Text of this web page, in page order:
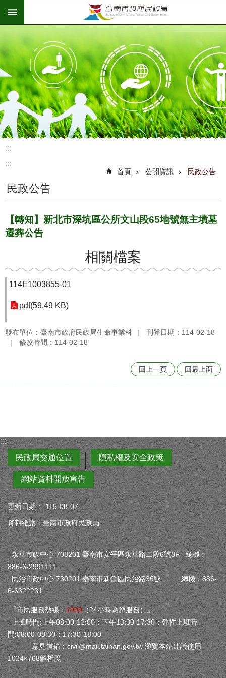
跳到主要內容區塊
:::
:::
首頁 公開資訊 民政公告
民政公告
【轉知】新北市深坑區公所文山段65地號無主墳墓
遷葬公告
相關檔案
114E1003855-01
pdf(59.49 KB)
發布單位：臺南市政府民政局生命事業科
刊登日期：114-02-18
修改時間：114-02-18
回上一頁 回最上面
:::
民政局交通位置
隱私權及安全政策
網站資料開放宣告
更新日期：
115-08-07
資料維護：臺南市政府民政局
永華市政中心 708201 臺南市安平區永華路二段6號8F 總機︰
886-6-2991111
民治市政中心 730201 臺南市新營區民治路36號 總機：886-
6-6322231
『市民服務熱線： 1999 （24小時為您服務）』
上班時間:上午08:00-12:00；下午13:30-17:30；彈性上班時
間:08:00-08:30；17:30-18:00
意見信箱︰ civil@mail.tainan.gov.tw 瀏覽本站建議使用
1024×768解析度